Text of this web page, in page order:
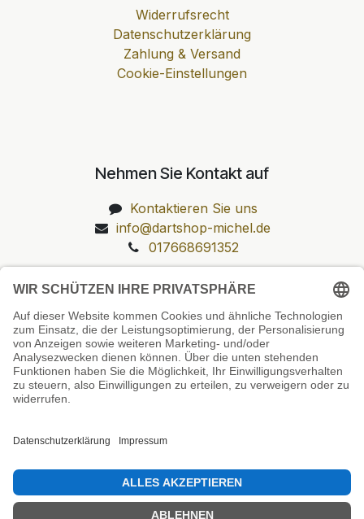
Widerrufsrecht
Datenschutzerklärung
Zahlung & Versand
Cookie-Einstellungen
Nehmen Sie Kontakt auf
Kontaktieren Sie uns
info@dartshop-michel.de
017668691352
Unsere Prüfsiegel